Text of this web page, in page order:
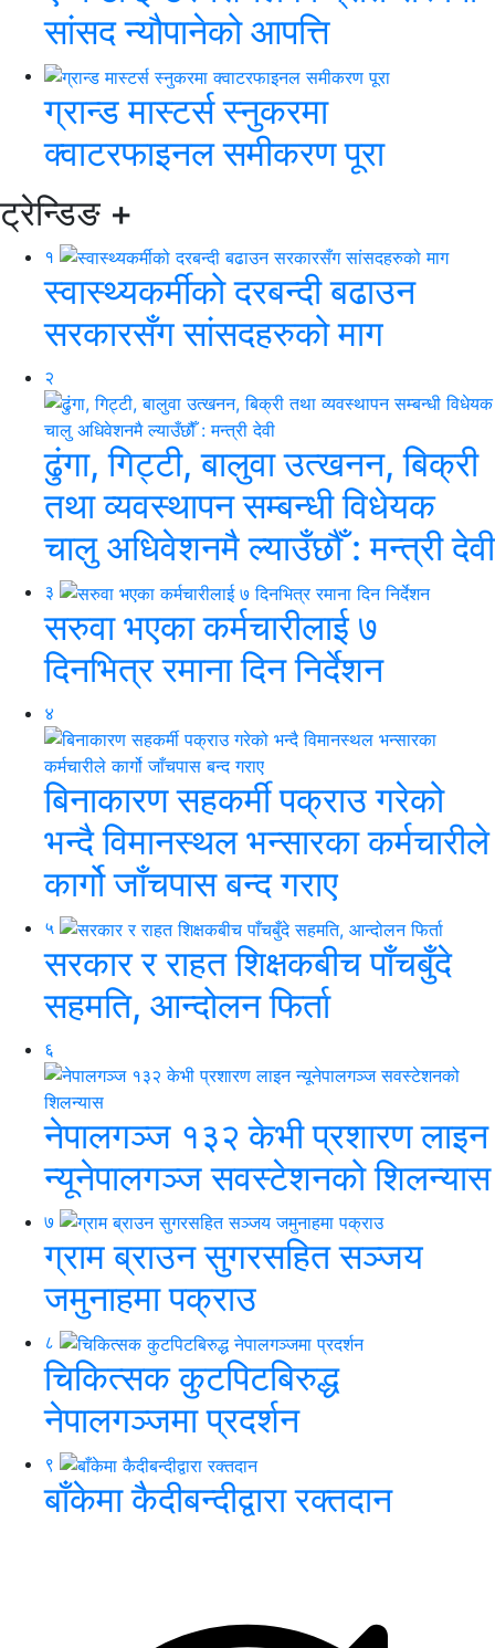
सांसद न्यौपानेको आपत्ति
ग्रान्ड मास्टर्स स्नुकरमा
क्वाटरफाइनल समीकरण पूरा
ट्रेन्डिङ +
१
स्वास्थ्यकर्मीको दरबन्दी बढाउन
सरकारसँग सांसदहरुको माग
२
ढुंगा, गिट्टी, बालुवा उत्खनन, बिक्री
तथा व्यवस्थापन सम्बन्धी विधेयक
चालु अधिवेशनमै ल्याउँछौँ : मन्त्री देवी
३
सरुवा भएका कर्मचारीलाई ७
दिनभित्र रमाना दिन निर्देशन
४
बिनाकारण सहकर्मी पक्राउ गरेको
भन्दै विमानस्थल भन्सारका कर्मचारीले
कार्गो जाँचपास बन्द गराए
५
सरकार र राहत शिक्षकबीच पाँचबुँदे
सहमति, आन्दोलन फिर्ता
६
नेपालगञ्ज १३२ केभी प्रशारण लाइन
न्यूनेपालगञ्ज सवस्टेशनको शिलन्यास
७
ग्राम ब्राउन सुगरसहित सञ्जय
जमुनाहमा पक्राउ
८
चिकित्सक कुटपिटबिरुद्ध
नेपालगञ्जमा प्रदर्शन
९
बाँकेमा कैदीबन्दीद्वारा रक्तदान